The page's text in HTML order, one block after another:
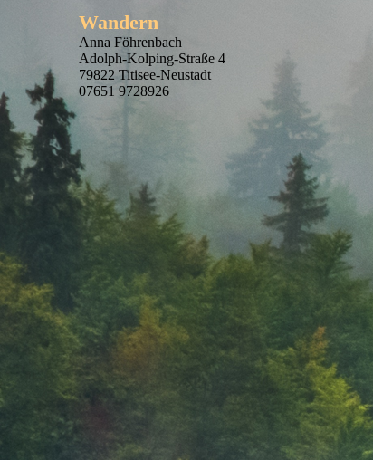
Wandern
Anna Föhrenbach
Adolph-Kolping-Straße 4
79822 Titisee-Neustadt
07651 9728926